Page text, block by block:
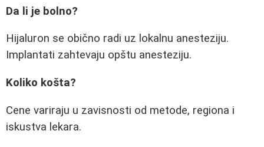
Da li je bolno?
Hijaluron se obično radi uz lokalnu anesteziju.
Implantati zahtevaju opštu anesteziju.
Koliko košta?
Cene variraju u zavisnosti od metode, regiona i
iskustva lekara.